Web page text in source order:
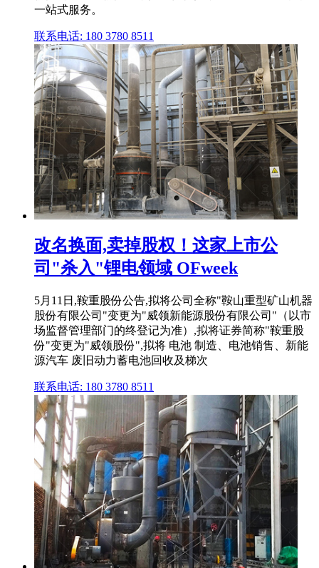
一站式服务。
联系电话: 180 3780 8511
改名换面,卖掉股权！这家上市公
司"杀入"锂电领域 OFweek
5月11日,鞍重股份公告,拟将公司全称"鞍山重型矿山机器
股份有限公司"变更为"威领新能源股份有限公司"（以市
场监督管理部门的终登记为准）,拟将证券简称"鞍重股
份"变更为"威领股份",拟将 电池 制造、电池销售、新能
源汽车 废旧动力蓄电池回收及梯次
联系电话: 180 3780 8511